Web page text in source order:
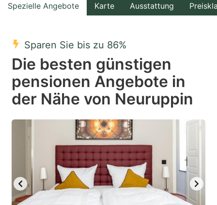
the
select
a
date.
Press
question
to
get
the
a
date.
Press
mark
key
to
get
Spezielle Angebote Karte Ausstattung
Sparen Sie bis zu 86%
Die besten günstigen
pensionen Angebote in
der Nähe von Neuruppin